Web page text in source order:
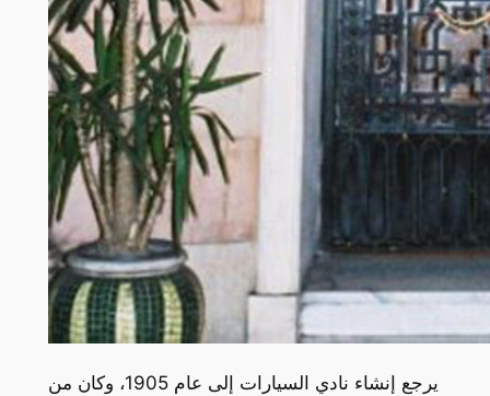
يرجع إنشاء نادي السيارات إلى عام 1905، وكان من